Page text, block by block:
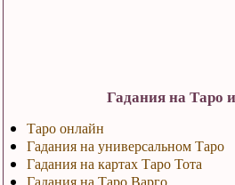
Гадания на Таро
Таро онлайн
Гадания на универсальном Таро
Гадания на картах Таро Тота
Гадания на Таро Варго